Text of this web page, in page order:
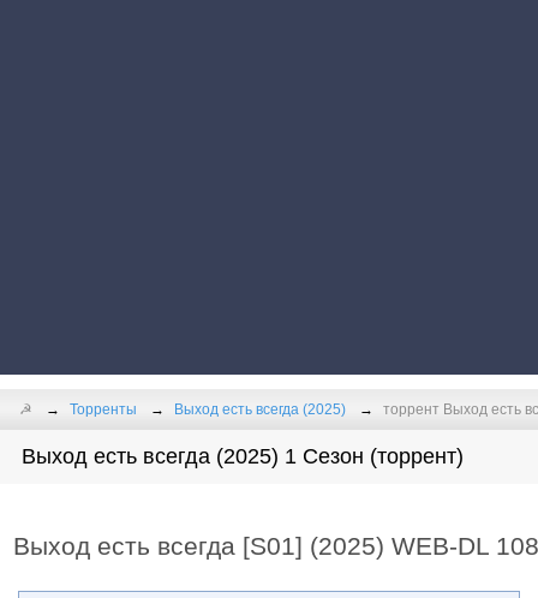
☭ Торренты Выход есть всегда (2025) торрент Выход есть
Выход есть всегда (2025) 1 Сезон (торрент)
Выход есть всегда [S01] (2025) WEB-DL